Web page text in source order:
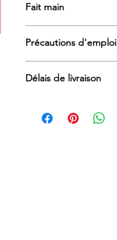
Fait main
Précautions
et ne dépasse pas
Lors de la première
jusqu’à ce que
Délais de livraison
règlement).